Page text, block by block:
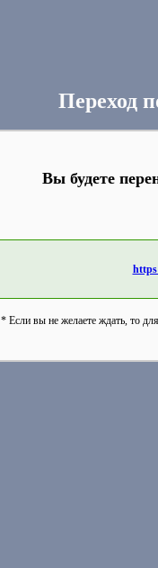
Переход
Вы будете
* Если вы не желаете ждать, то